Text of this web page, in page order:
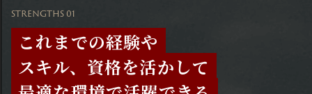
STRENGTHS 01
これまでの経験や
スキル、資格を活かして